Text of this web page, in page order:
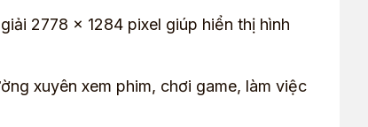
2778 x 1284 pixel giúp hiển thị hình
xuyên xem phim, chơi game, làm việc